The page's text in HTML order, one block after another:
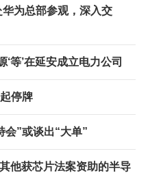
为总部参观，深入交
等’在延安成立电力公司
停牌
会”或谈出“大单”
他获芯片法案资助的半导